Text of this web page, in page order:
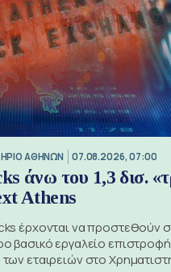
ΑΘΗΝΩΝ 07.08.2026, 07:00
άνω του 1,3 δισ.
Athens
έρχονται να προστεθούν
βασικό εργαλείο
εταιρειών στο